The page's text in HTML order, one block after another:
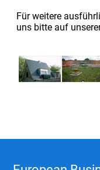
Für weitere
uns bitte auf